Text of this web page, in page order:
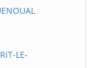
LE-